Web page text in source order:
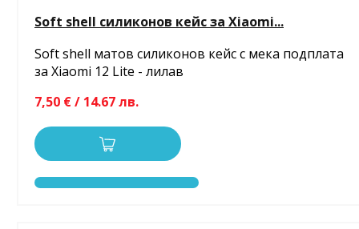
Soft shell силиконов кейс за Xiaomi...
Soft shell матов силиконов кейс с мека подплата
за Xiaomi 12 Lite - лилав
7,50 € / 14.67 лв.